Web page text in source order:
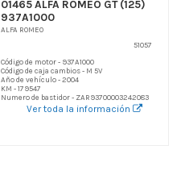
01465 ALFA ROMEO GT (125)
937A1000
ALFA ROMEO
51057
Código de motor - 937A1000
Código de caja cambios - M 5V
Año de vehículo - 2004
KM - 179547
Numero de bastidor - ZAR93700003242083
Ver toda la información